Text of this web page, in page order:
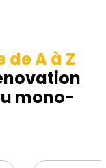
de A à Z
mono-